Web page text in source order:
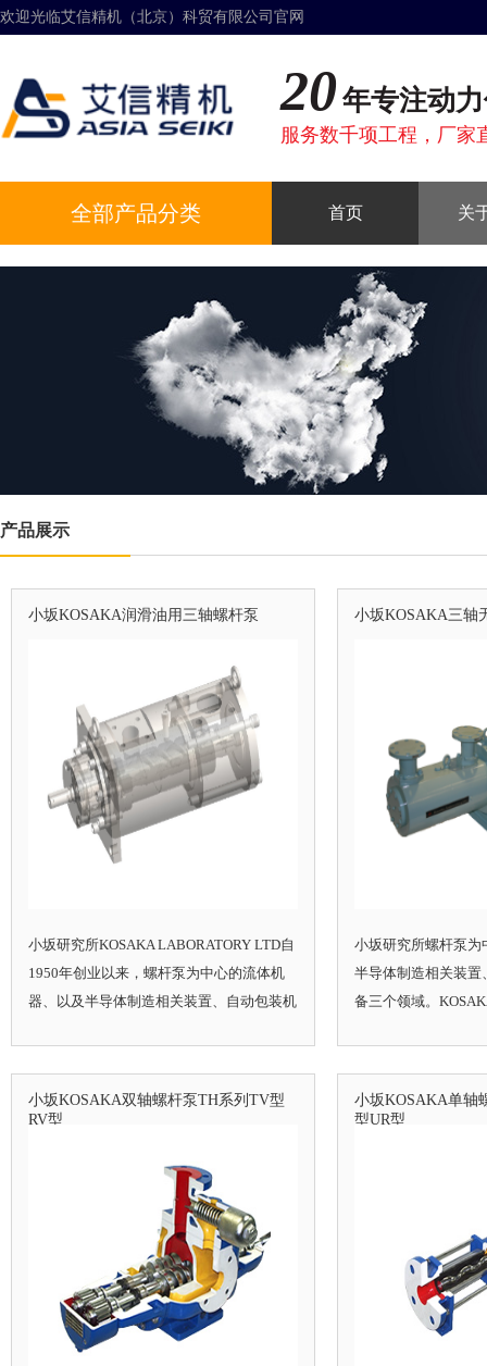
欢迎光临艾信精机（北京）科贸有限公司官网
20 年专注动
服务数千项工程，厂家
全部产品分类 首页 关
产品展示
小坂KOSAKA润滑油用三轴螺杆泵
小坂研究所KOSAKA LABORATORY LTD自
1950年创业以来，螺杆泵为中心的流体机
器、以及半导体制造相关装置、自动包装机
小坂KOSAKA三轴
小坂研究所螺杆泵为
半导体制造相关装置
备三个领域。
小坂KOSAKA双轴螺杆泵TH系列TV型
RV型
小坂KOSAKA单轴
型UR型